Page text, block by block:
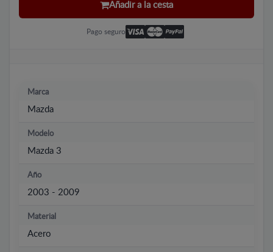
Añadir a la cesta
Pago seguro
Marca
Mazda
Modelo
Mazda 3
Año
2003 - 2009
Material
Acero